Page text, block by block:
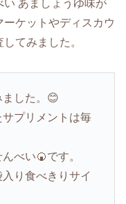
い あましょうゆ味が
ケットやディスカウ
てみました。
ました。😊
プリメントは毎
べい🍘です。
り食べきりサイ